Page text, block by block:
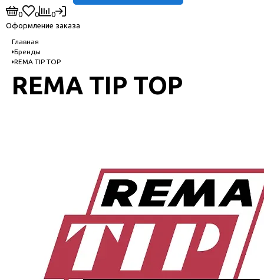
0 0
0
Оформление заказа
Главная
Бренды
REMA TIP TOP
REMA TIP TOP